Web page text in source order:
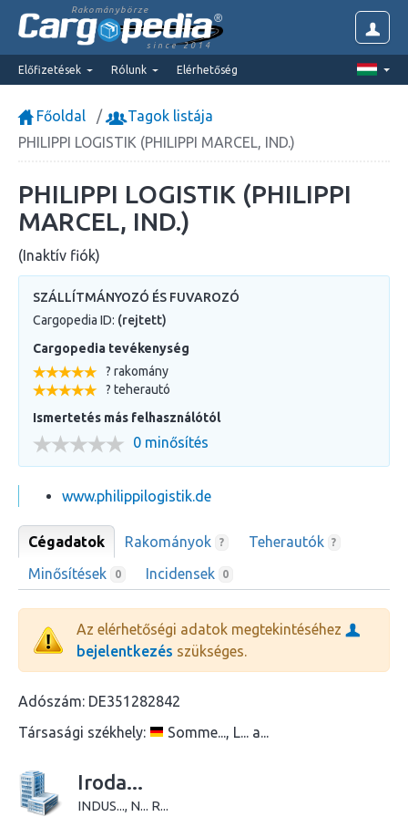
Rakománybörze
since 2014
Előfizetések Rólunk Elérhetőség
Főoldal
Tagok listája
PHILIPPI LOGISTIK (PHILIPPI MARCEL, IND.)
PHILIPPI LOGISTIK (PHILIPPI
MARCEL, IND.)
(Inaktív fiók)
SZÁLLÍTMÁNYOZÓ ÉS FUVAROZÓ
Cargopedia ID: (rejtett)
Cargopedia tevékenység
? rakomány
? teherautó
Ismertetés más felhasználótól
0 minősítés
www.philippilogistik.de
Cégadatok Rakományok ? Teherautók ?
Minősítések 0 Incidensek 0
Az elérhetőségi adatok megtekintéséhez
bejelentkezés szükséges.
Adószám: DE351282842
Társasági székhely:
Somme..., L... a...
Iroda...
INDUS..., N... R...